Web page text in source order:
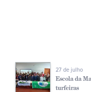
27 de julho
Escola da
turfeiras